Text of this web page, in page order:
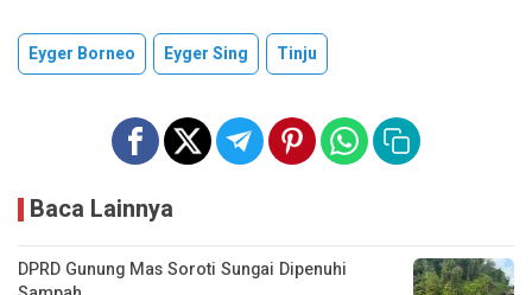
Eyger Borneo Eyger Sing Tinju
Baca Lainnya
DPRD Gunung Mas Soroti Sungai Dipenuhi